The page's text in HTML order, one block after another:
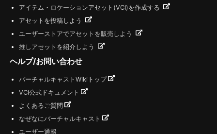
アイテム・ロケーションアセット(VCI)を作成する
アセットを投稿しよう
ユーザーストアでアセットを販売しよう
推しアセットを紹介しよう
ヘルプ/お問い合わせ
バーチャルキャストWikiトップ
VCI公式ドキュメント
よくあるご質問
なぜなにバーチャルキャスト
ユーザー通報